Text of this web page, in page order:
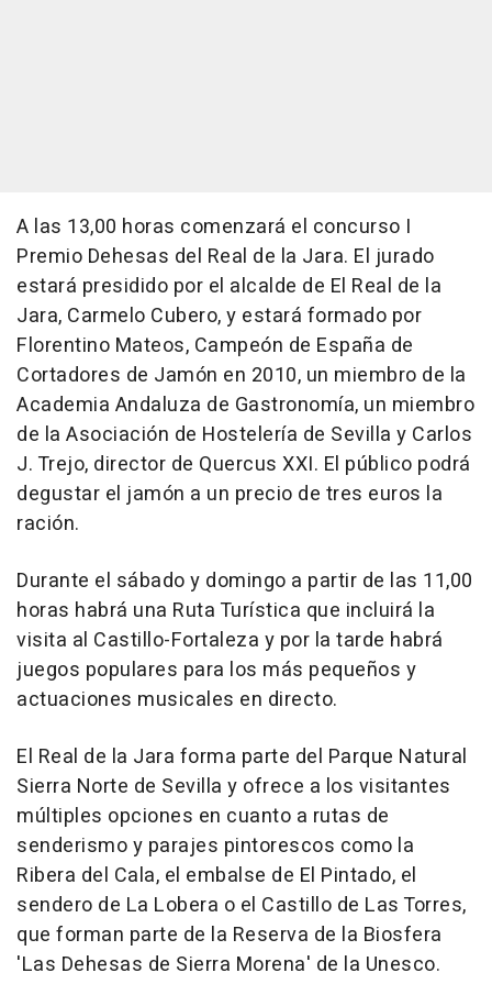
A las 13,00 horas comenzará el concurso I
Premio Dehesas del Real de la Jara. El jurado
estará presidido por el alcalde de El Real de la
Jara, Carmelo Cubero, y estará formado por
Florentino Mateos, Campeón de España de
Cortadores de Jamón en 2010, un miembro de la
Academia Andaluza de Gastronomía, un miembro
de la Asociación de Hostelería de Sevilla y Carlos
J. Trejo, director de Quercus XXI. El público podrá
degustar el jamón a un precio de tres euros la
ración.
Durante el sábado y domingo a partir de las 11,00
horas habrá una Ruta Turística que incluirá la
visita al Castillo-Fortaleza y por la tarde habrá
juegos populares para los más pequeños y
actuaciones musicales en directo.
El Real de la Jara forma parte del Parque Natural
Sierra Norte de Sevilla y ofrece a los visitantes
múltiples opciones en cuanto a rutas de
senderismo y parajes pintorescos como la
Ribera del Cala, el embalse de El Pintado, el
sendero de La Lobera o el Castillo de Las Torres,
que forman parte de la Reserva de la Biosfera
'Las Dehesas de Sierra Morena' de la Unesco.